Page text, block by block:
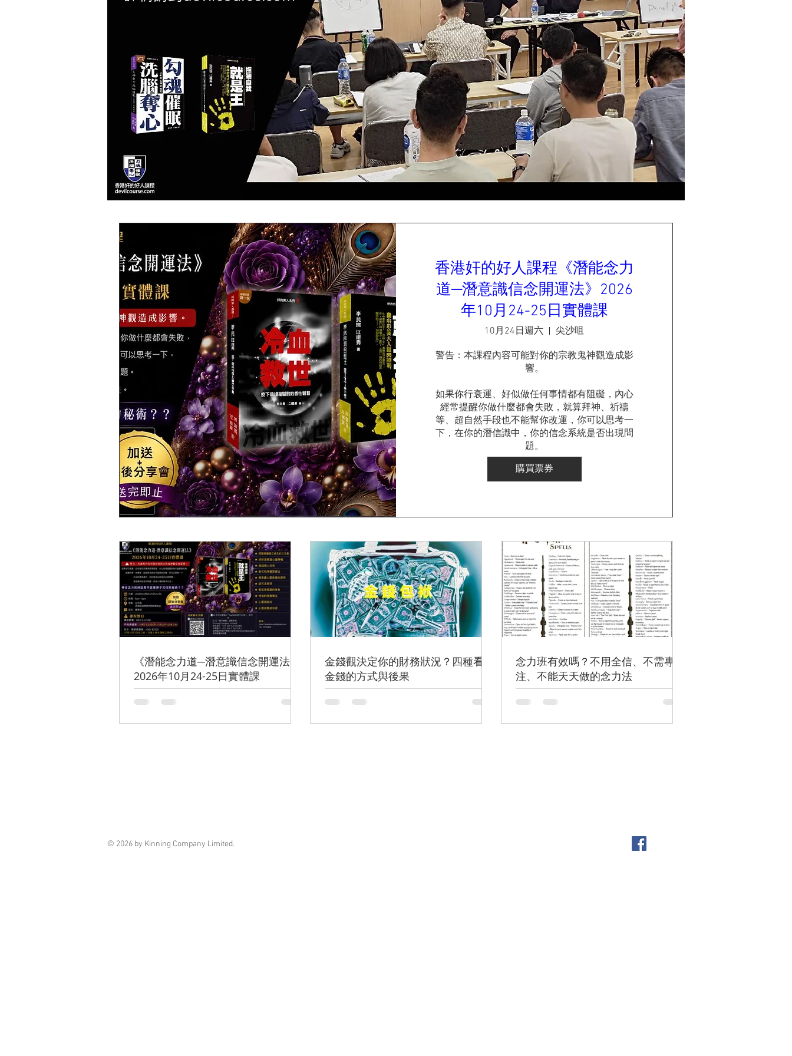
香港奸的好人課程《潛能念力
道─潛意識信念開運法》2026
年10月24-25日實體課
10月24日週六 尖沙咀
警告：本課程內容可能對你的宗教鬼神觀造成影
響。
如果你行衰運、好似做任何事情都有阻礙，內心
經常提醒你做什麼都會失敗，就算拜神、祈禱
等、超自然手段也不能幫你改運，你可以思考一
下，在你的潛信識中，你的信念系統是否出現問
題。
因為潛信識與信念的問題，就有心理的解決方
法。
可思議的精神力量：
購買票券
《潛能念力道─潛意識信念開運法》
2026年10月24-25日實體課
金錢觀決定你的財務狀況？四種看待
金錢的方式與後果
念力班有效嗎？不用全信、不需專
注、不能天天做的念力法
© 2026 by Kinning Company Limited.